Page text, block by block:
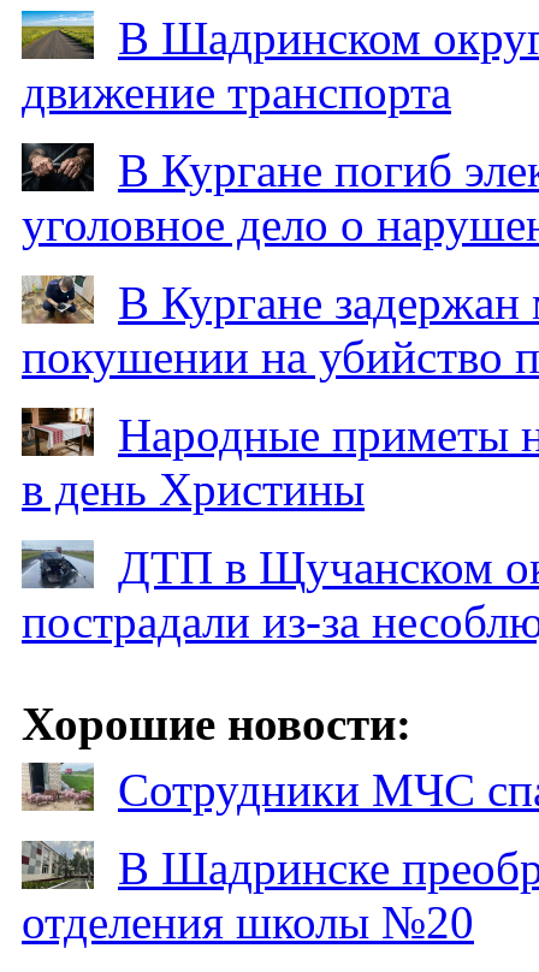
В Шадринском
движение транспорта
В Кургане погиб
уголовное дело о
В Кургане
покушении на убийство
Народные приметы
в день Христины
ДТП в Щучанском
пострадали из-за
Хорошие новости:
Сотрудники МЧС
В Шадринске
отделения школы №20